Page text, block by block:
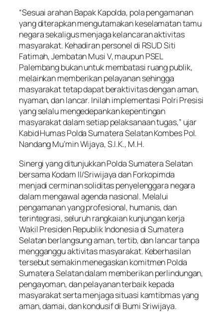
“Sesuai arahan Bapak Kapolda, pola pengamanan
yang diterapkan mengutamakan keselamatan tamu
negara sekaligus menjaga kelancaran aktivitas
masyarakat. Kehadiran personel di RSUD Siti
Fatimah, Jembatan Musi V, maupun PSEL
Palembang bukan untuk membatasi ruang publik,
melainkan memberikan pelayanan sehingga
masyarakat tetap dapat beraktivitas dengan aman,
nyaman, dan lancar. Inilah implementasi Polri Presisi
yang selalu mengedepankan kepentingan
masyarakat dalam setiap pelaksanaan tugas,” ujar
Kabid Humas Polda Sumatera Selatan Kombes Pol.
Nandang Mu’min Wijaya, S.I.K., M.H.
Sinergi yang ditunjukkan Polda Sumatera Selatan
bersama Kodam II/Sriwijaya dan Forkopimda
menjadi cerminan soliditas penyelenggara negara
dalam mengawal agenda nasional. Melalui
pengamanan yang profesional, humanis, dan
terintegrasi, seluruh rangkaian kunjungan kerja
Wakil Presiden Republik Indonesia di Sumatera
Selatan berlangsung aman, tertib, dan lancar tanpa
mengganggu aktivitas masyarakat. Keberhasilan
tersebut semakin menegaskan komitmen Polda
Sumatera Selatan dalam memberikan perlindungan,
pengayoman, dan pelayanan terbaik kepada
masyarakat serta menjaga situasi kamtibmas yang
aman, damai, dan kondusif di Bumi Sriwijaya.